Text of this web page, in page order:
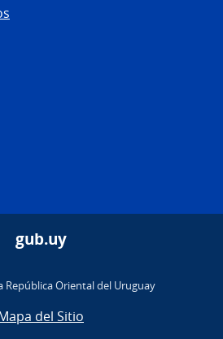
gub.uy
República Oriental del Uruguay
del Sitio